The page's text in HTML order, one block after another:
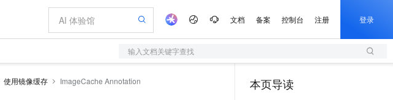
文档 备案 控制台 注册 登录
输入文档关键字查找
使用镜像缓存 ImageCache Annotation 本页导读
大模型服务平台百炼
轻量应用服务器
一句话生成原生可编辑精美 PPT 文稿
AI 场景体验 AI 活动
AI 生产力先锋
配置报价器
阿里云 OPC 创新助力计划
基础软件 专业服务
产品伙伴合作计划 服务伙伴合作计划
Al MaaS 服务伙伴赋能合作
阿里云认证 开发者社区
市场活动 加入我们